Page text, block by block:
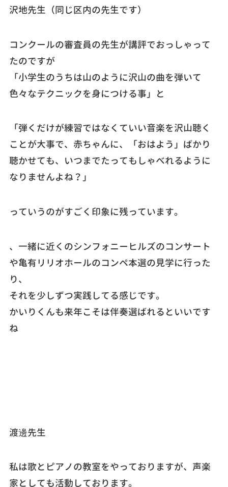
沢地先生（同じ区内の先生です）
コンクールの審査員の先生が講評でおっしゃって
たのですが
「小学生のうちは山のように沢山の曲を弾いて
色々なテクニックを身につける事」と
「弾くだけが練習ではなくていい音楽を沢山聴く
ことが大事で、赤ちゃんに、「おはよう」ばかり
聴かせても、いつまでたってもしゃべれるように
なりませんよね？」
っていうのがすごく印象に残っています。
、一緒に近くのシンフォニーヒルズのコンサート
や亀有リリオホールのコンペ本選の見学に行った
り、
それを少しずつ実践してる感じです。
かいりくんも来年こそは伴奏選ばれるといいです
ね
渡邊先生
私は歌とピアノの教室をやっておりますが、声楽
家としても活動しております。